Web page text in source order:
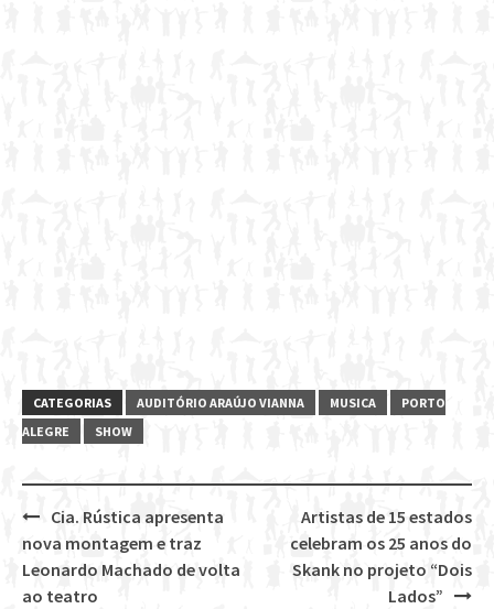
CATEGORIAS AUDITÓRIO ARAÚJO VIANNA MUSICA
PORTO
ALEGRE
SHOW
Post
navigation
Artistas de 15 estados
celebram os 25 anos do
Skank no projeto “Dois
Lados”
Cia. Rústica apresenta
nova montagem e traz
Leonardo Machado de volta
ao teatro